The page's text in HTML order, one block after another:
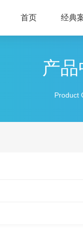
首页 经典
产
Product